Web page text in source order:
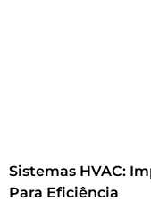
Sistemas HVAC:
Para Eficiência